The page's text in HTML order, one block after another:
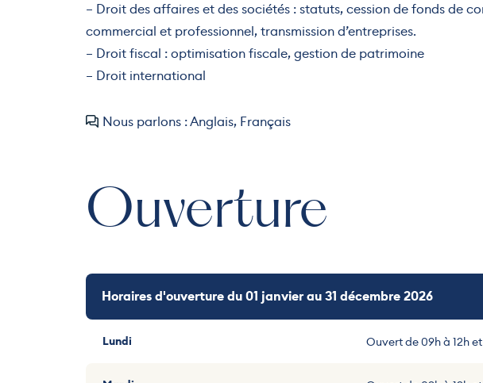
– Droit des affaires et des sociétés : statuts, cession de fonds de
commercial et professionnel, transmission d’entreprises.
– Droit fiscal : optimisation fiscale, gestion de patrimoine
– Droit international
Nous parlons : Anglais, Français
Ouverture
Horaires d'ouverture du 01 janvier au 31 décembre 2026
Lundi Ouvert de 09h à 12h et